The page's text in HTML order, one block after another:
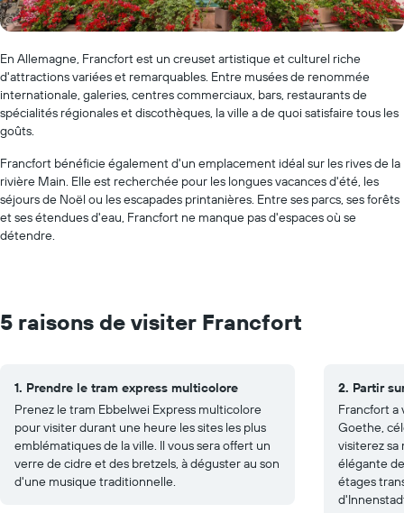
En Allemagne, Francfort est un creuset artistique et culturel riche
d'attractions variées et remarquables. Entre musées de renommée
internationale, galeries, centres commerciaux, bars, restaurants de
spécialités régionales et discothèques, la ville a de quoi satisfaire tous les
goûts.
Francfort bénéficie également d'un emplacement idéal sur les rives de la
rivière Main. Elle est recherchée pour les longues vacances d'été, les
séjours de Noël ou les escapades printanières. Entre ses parcs, ses forêts
et ses étendues d'eau, Francfort ne manque pas d'espaces où se
détendre.
5 raisons de visiter Francfort
1. Prendre le tram express multicolore
Prenez le tram Ebbelwei Express multicolore
pour visiter durant une heure les sites les plus
emblématiques de la ville. Il vous sera offert un
verre de cidre et des bretzels, à déguster au son
d'une musique traditionnelle.
2. Partir
Francfort a
Goethe,
visiterez sa
élégante
étages